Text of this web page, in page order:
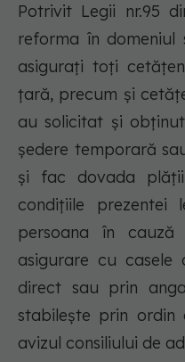
Potrivit Legii nr.95
reforma în domeniul
asiguraţi toţi
ţară, precum şi
au solicitat şi
şedere temporară
şi fac dovada
condiţiile prezentei
persoana în
asigurare cu casele
direct sau prin
stabileşte prin ordin
avizul consiliului de